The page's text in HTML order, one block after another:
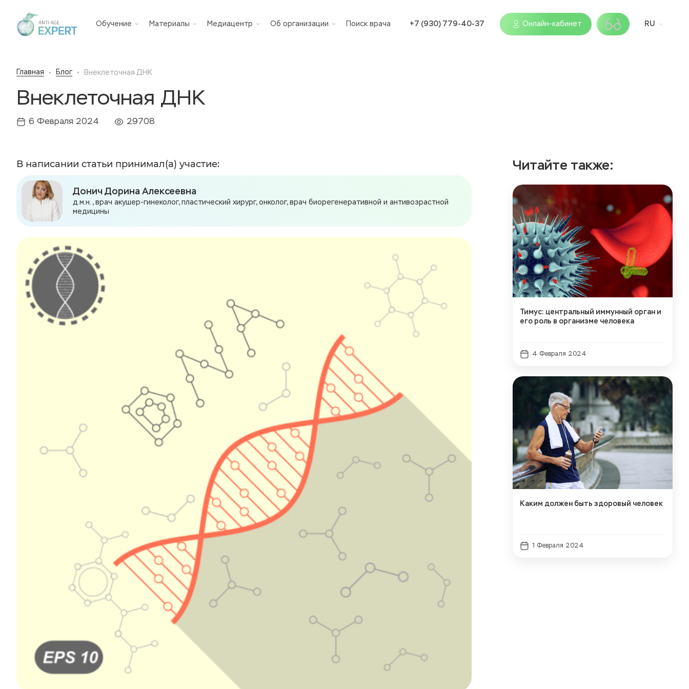
Обучение Материалы Медиацентр Об организации Поиск врача +7 (930) 779-40-37 Онлайн-кабинет RU
Главная Блог Внеклеточная ДНК
Внеклеточная ДНК
6 Февраля 2024 29708
В написании статьи принимал(а) участие:
Донич Дорина Алексеевна
д.м.н., врач акушер-гинеколог, пластический хирург, онколог, врач биорегенеративной и антивозрастной
медицины
Читайте также:
Тимус: центральный иммунный орган и
его роль в организме человека
4 Февраля 2024
Каким должен быть здоровый человек
1 Февраля 2024